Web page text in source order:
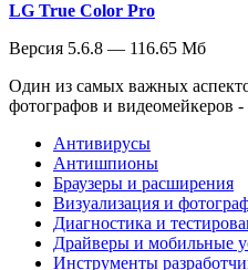
LG True Color Pro
Версия 5.6.8 — 116.65 Мб
Один из самых важных
фотографов и видеомейкеров -
Антивирусы
Антишпионы
Браузеры и расширения
Визуализация и
Диагностика и
Драйверы и мобильные
Инструменты